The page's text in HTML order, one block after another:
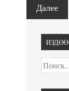
Далее
ИЗДӨӨ